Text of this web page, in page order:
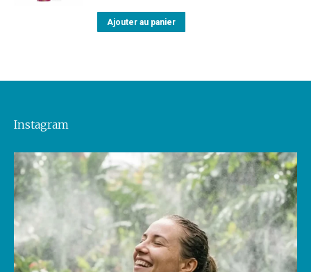
sur 5
Ajouter au panier
Instagram